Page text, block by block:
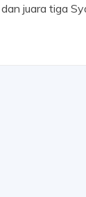
juara tiga